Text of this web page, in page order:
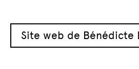
Site web de Bénédicte